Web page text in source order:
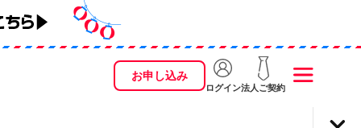
お申し込み
ログイン法人ご契約